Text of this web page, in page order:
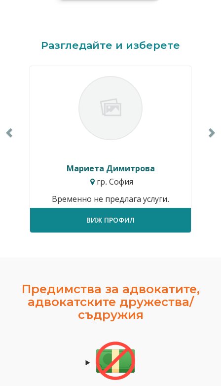
Разгледайте и изберете
Мариета Димитрова
гр. София
Временно не предлага услуги.
ВИЖ ПРОФИЛ
Предимства за адвокатите,
адвокатските дружества/
съдружия